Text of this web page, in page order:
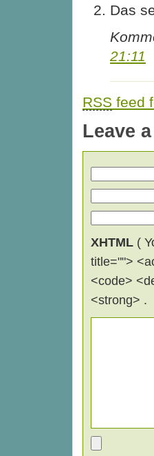
Das
21:11
RSS feed
Leave
XHTML (
title="">
<code>
<strong> .